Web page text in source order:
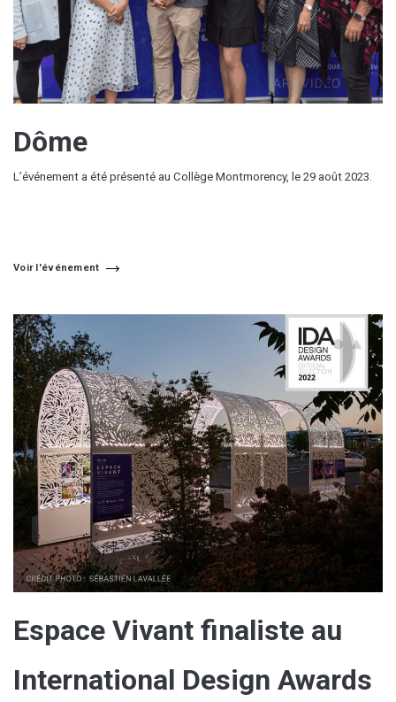
Dôme
L’événement a été présenté au Collège Montmorency, le 29 août 2023.
Voir l'événement
Espace Vivant finaliste au
International Design Awards